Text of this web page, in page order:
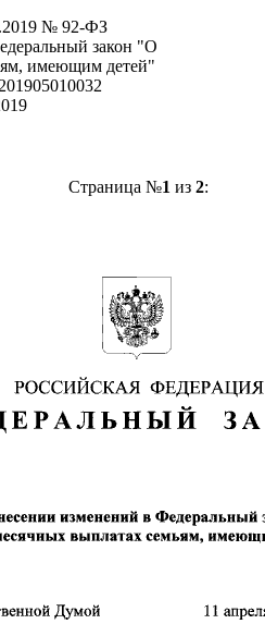
№ 92-ФЗ
закон "О
имеющим детей"
Страница №1 из 2: